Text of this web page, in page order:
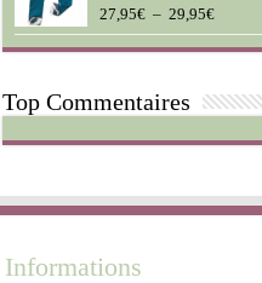
à
45,95€
Note5.00
sur 5
27,95€ – 29,95€Plage
de
prix :
à
29,95€
Top Commentaires
Informations